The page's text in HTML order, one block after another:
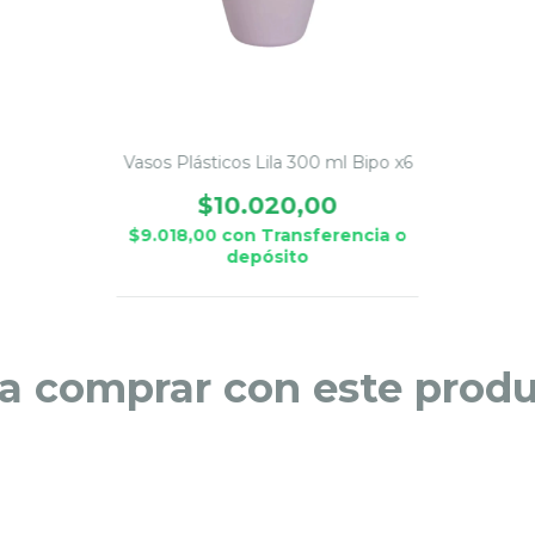
Vasos Plásticos Lila 300 ml Bipo x6
$10.020,00
$9.018,00 con Transferencia o
depósito
comprar con este